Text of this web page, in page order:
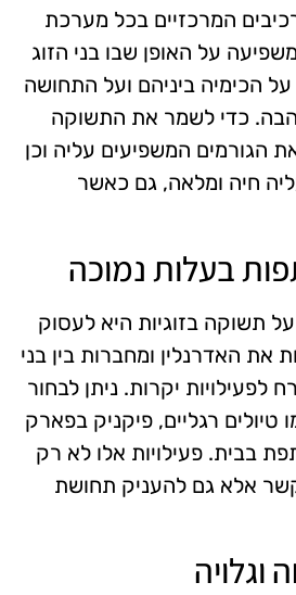
המרכזיים בכל מערכת
על האופן שבו בני הזוג
הכימיה ביניהם ועל התחושה
כדי לשמר את התשוקה
הגורמים המשפיעים עליה וכן
חיה ומלאה, גם כאשר
בעלות נמוכה
תשוקה בזוגיות היא לעסוק
את האדרנלין ומחברות בין בני
לפעילויות יקרות. ניתן לבחור
טיולים רגליים, פיקניק בפארק
בבית. פעילויות אלו לא רק
אלא גם להעניק תחושת